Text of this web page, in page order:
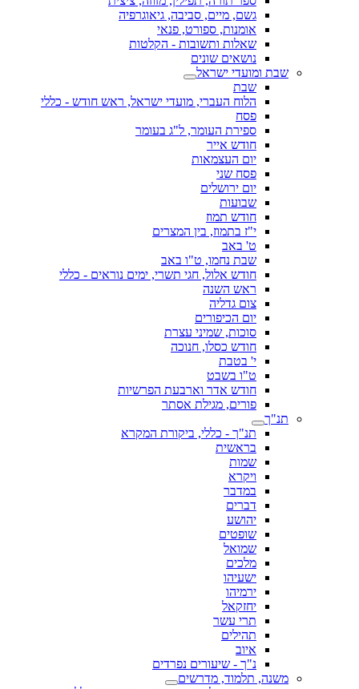
גשם, מיים, סביבה, גיאוגרפיה
אומנות, ספורט, פנאי
שאלות ותשובות - הקלטות
נושאים שונים
שבת ומועדי ישראל
שבת
הלוח העברי, מועדי ישראל, ראש חודש - כללי
פסח
ספירת העומר, ל"ג בעומר
חודש אייר
יום העצמאות
פסח שני
יום ירושלים
שבועות
חודש תמוז
י"ז בתמוז, בין המצרים
ט' באב
שבת נחמו, ט"ו באב
חודש אלול, חגי תשרי, ימים נוראים - כללי
ראש השנה
צום גדליה
יום הכיפורים
סוכות, שמיני עצרת
חודש כסלו, חנוכה
י' בטבת
ט"ו בשבט
חודש אדר וארבעת הפרשיות
פורים, מגילת אסתר
תנ"ך
תנ"ך - כללי, ביקורת המקרא
בראשית
שמות
ויקרא
במדבר
דברים
יהושע
שופטים
שמואל
מלכים
ישעיהו
ירמיהו
יחזקאל
תרי עשר
תהילים
איוב
נ"ך - שיעורים נפרדים
משנה, תלמוד, מדרשים